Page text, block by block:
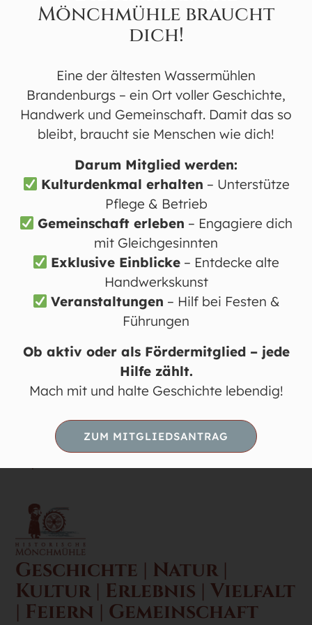
sein Team bei der täglichen Beschäftigung mit
dem Tod. Ein berührendes, warmherziges
Porträt wunderbarer Menschen. Trotz des
traurigen Themas berührt der Film sein
Publikum auf eine warmherzige Weise.
Geschichte | Natur |
Kultur | Erlebnis | Vielfalt
| Feiern | Gemeinschaft
Mühlrad-Info online
Förderer
Datenschutz
Historische Mönchmühle e.V.
Mönchmühlenallee 3
16567 Mühlenbecker Land
info@historische-moenchmuehle.de
+49 33056 434216
Sonntag 14:00 - 17:00 Uhr
Mönchmühle braucht
dich!
Eine der ältesten Wassermühlen
Brandenburgs – ein Ort voller Geschichte,
Handwerk und Gemeinschaft. Damit das so
bleibt, braucht sie Menschen wie dich!
Darum Mitglied werden:
Kulturdenkmal erhalten – Unterstütze
Pflege & Betrieb
Gemeinschaft erleben – Engagiere dich
mit Gleichgesinnten
Exklusive Einblicke – Entdecke alte
Handwerkskunst
Veranstaltungen – Hilf bei Festen &
Führungen
Ob aktiv oder als Fördermitglied – jede
Hilfe zählt.
Mach mit und halte Geschichte lebendig!
ZUM MITGLIEDSANTRAG